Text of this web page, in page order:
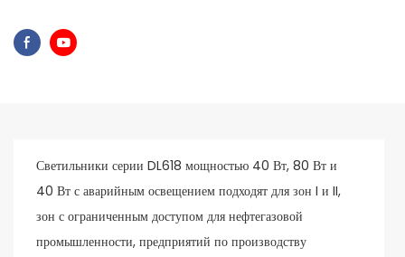
Светильники серии DL618 мощностью 40 Вт, 80 Вт и
40 Вт с аварийным освещением подходят для зон I и II,
зон с ограниченным доступом для нефтегазовой
промышленности, предприятий по производству